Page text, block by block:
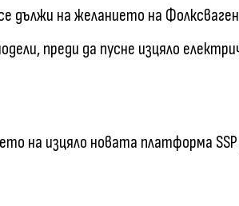
дължи на желанието на
преди да пусне изцяло
на изцяло новата платформа